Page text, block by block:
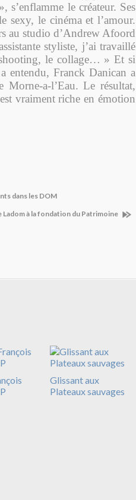
s’enflamme le créateur. Ses
sexy, le cinéma et l’amour.
au studio d’Andrew Afoord
styliste, j’ai travaillé
le collage… » Et si
entendu, Franck Danican a
Morne-a-l’Eau. Le résultat,
vraiment riche en émotion
dans les DOM
Ladom à la fondation du Patrimoine
Glissant aux
Plateaux sauvages